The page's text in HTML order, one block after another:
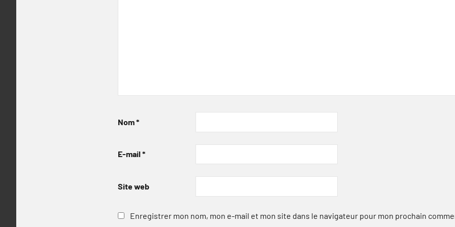
Nom*
E-mail *
Site web
Enregistrer mon nom, mon e-mail et mon site dans le navigateur pour mon prochain